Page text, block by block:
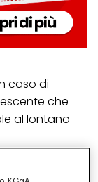
caso di
che
al lontano
origine dal